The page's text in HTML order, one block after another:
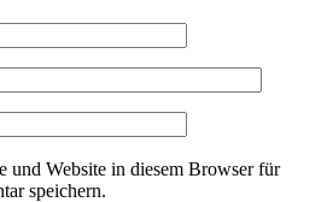
und Website in diesem Browser für
speichern.